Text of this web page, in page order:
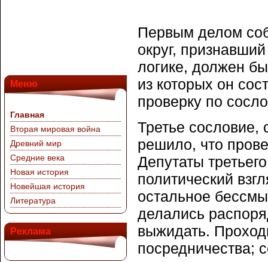
Меню
Главная
Вторая мировая война
Древний мир
Средние века
Новая история
Новейшая история
Литература
Реклама
Первым делом
округ,
логике, должен
из которых он
проверку по
Третье
решило, что
Депутаты
политический
остальное
делались
выжидать.
посредничества;